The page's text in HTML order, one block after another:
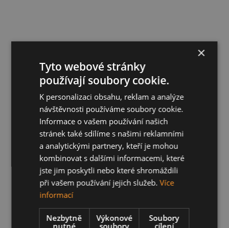
×
Tyto webové stránky
používají soubory cookie.
K personalizaci obsahu, reklam a analýze
návštěvnosti používáme soubory cookie.
Informace o vašem používání našich
stránek také sdílíme s našimi reklamními
a analytickými partnery, kteří je mohou
kombinovat s dalšími informacemi, které
jste jim poskytli nebo které shromáždili
při vašem používání jejich služeb.Více
informací
Nezbytně
nutné
Výkonové
soubory
Soubory
cílení